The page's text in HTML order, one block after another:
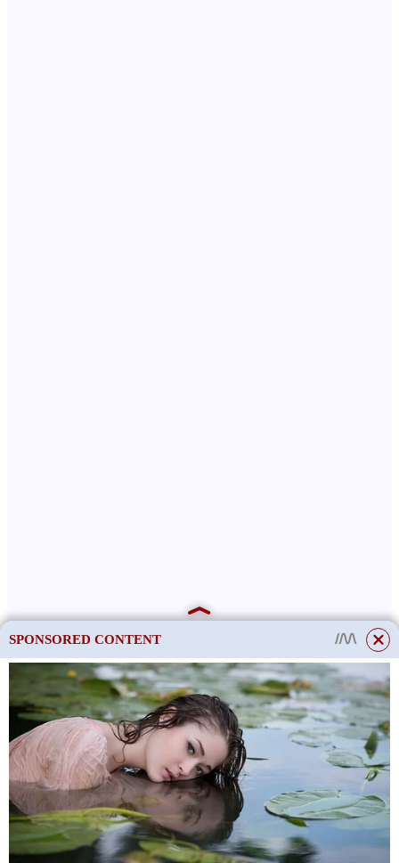
This site uses cookies to store data. By continuing to use the site, you consent
to the use of these files.
OK
SPONSORED CONTENT